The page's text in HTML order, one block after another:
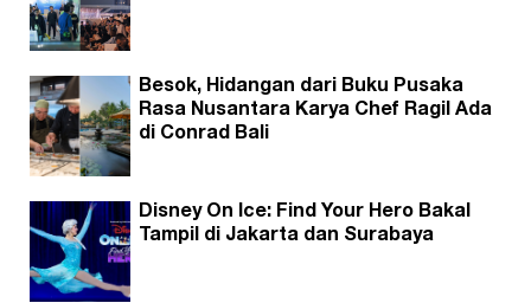
Besok, Hidangan dari Buku Pusaka
Rasa Nusantara Karya Chef Ragil Ada
di Conrad Bali
Disney On Ice: Find Your Hero Bakal
Tampil di Jakarta dan Surabaya